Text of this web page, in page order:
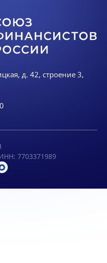
д. 42, строение 3,
7703371989